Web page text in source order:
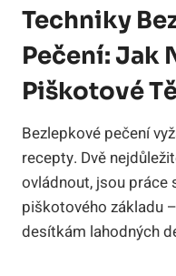
Techniky
Pečení: Jak
Piškotové
Bezlepkové pečení
recepty. Dvě
ovládnout, jsou práce
piškotového základu
desítkám lahodných